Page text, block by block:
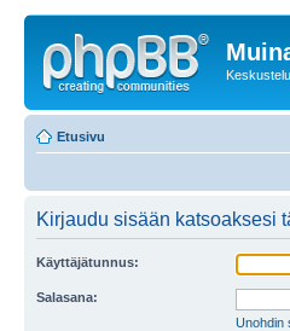
Etusivu
Kirjaudu sisään katsoaksesi
Käyttäjätunnus:
Salasana:
Unohdin